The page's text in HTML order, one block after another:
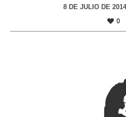
8 DE JULIO DE 2014
0